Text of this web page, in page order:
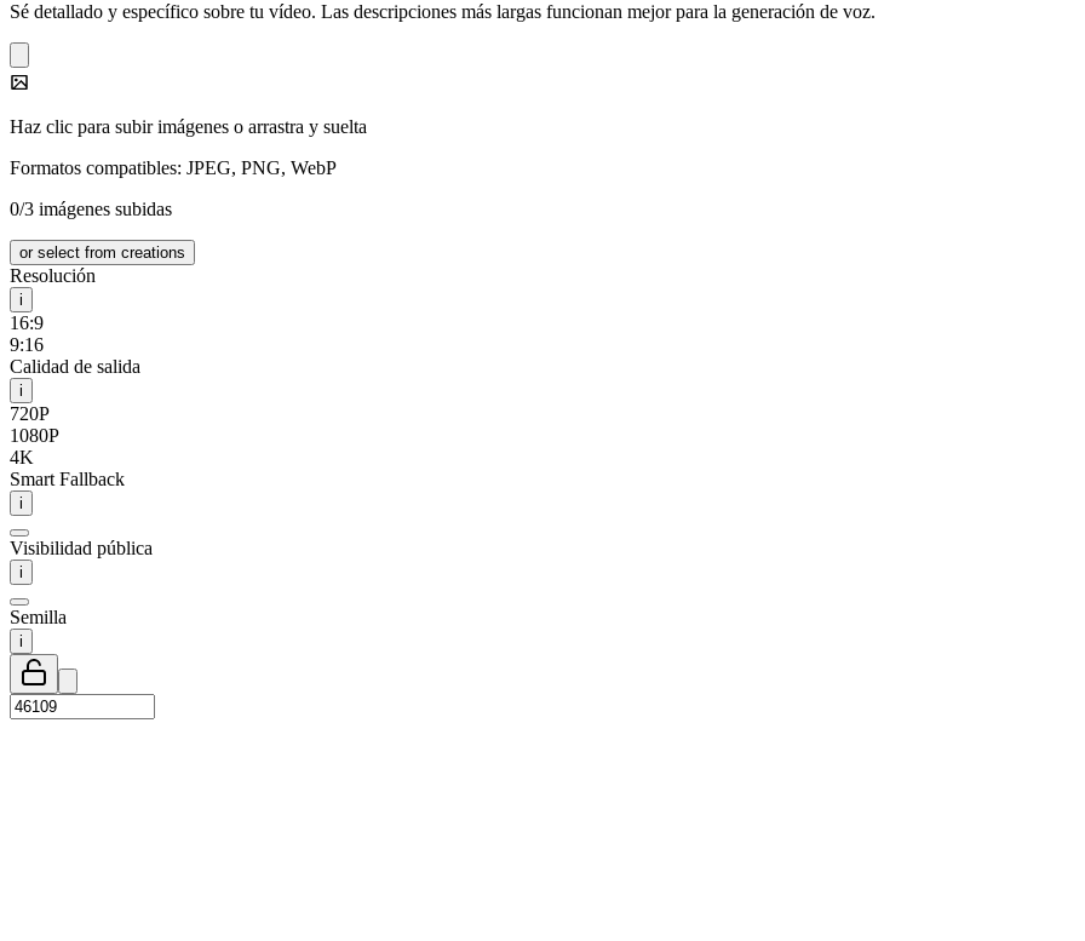
Sé detallado y específico sobre tu vídeo. Las descripciones más largas funcionan mejor para la generación de voz.
Haz clic para subir imágenes o arrastra y suelta
Formatos compatibles: JPEG, PNG, WebP
0/3 imágenes subidas
or select from creations
Resolución
i
16:9
9:16
Calidad de salida
i
720P
1080P
4K
Smart Fallback
i
Visibilidad pública
i
Semilla
i